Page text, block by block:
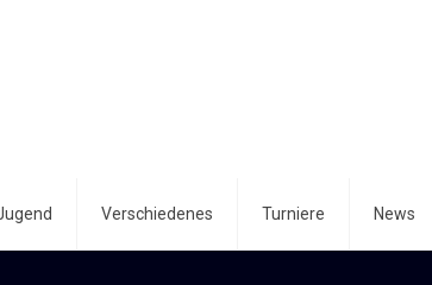
Verschiedenes Turniere News